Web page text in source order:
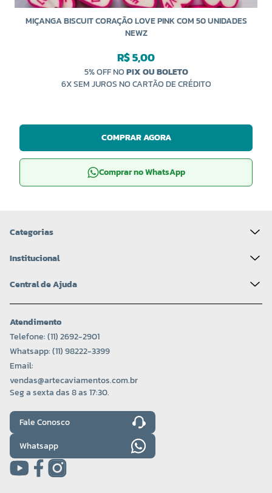
MIÇANGA BISCUIT CORAÇÃO LOVE PINK COM 50 UNIDADES
NEWZ
R$ 5,00
5% OFF NOPIX OU BOLETO
6X SEM JUROS NO CARTÃO DE CRÉDITO
COMPRAR AGORA
Comprar no WhatsApp
Categorias
Institucional
Central de Ajuda
Atendimento
Telefone: (11) 2692-2901
Whatsapp: (11) 98222-3399
Email:
vendas@artecaviamentos.com.br
Seg a sexta das 8 as 17:30.
Fale Conosco
Whatsapp